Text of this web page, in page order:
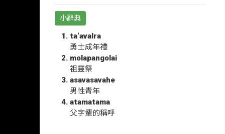
小辭典
ta‘avalra
勇士成年禮
molapangolai
祖靈祭
asavasavahe
男性青年
atamatama
父字輩的稱呼